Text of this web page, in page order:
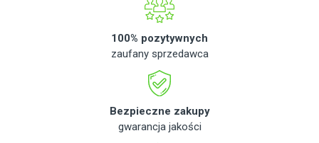
100% pozytywnych
zaufany sprzedawca
Bezpieczne zakupy
gwarancja jakości